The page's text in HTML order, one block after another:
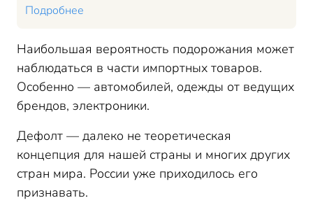
Подробнее
Наибольшая вероятность подорожания может
наблюдаться в части импортных товаров.
Особенно — автомобилей, одежды от ведущих
брендов, электроники.
Дефолт — далеко не теоретическая
концепция для нашей страны и многих других
стран мира. России уже приходилось его
признавать.